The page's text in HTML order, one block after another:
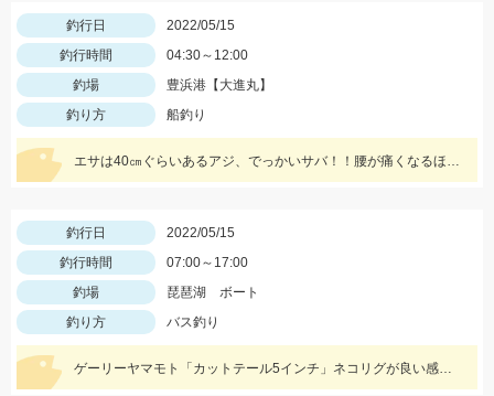
釣行日
2022/05/15
釣行時間
04:30～12:00
釣場
豊浜港【大進丸】
釣り方
船釣り
エサは40㎝ぐらいあるアジ、でっかいサバ！！腰が痛くなるほどの強烈な引き、ロマンです。
釣行日
2022/05/15
釣行時間
07:00～17:00
釣場
琵琶湖 ボート
釣り方
バス釣り
ゲーリーヤマモト「カットテール5インチ」ネコリグが良い感じ♪♪